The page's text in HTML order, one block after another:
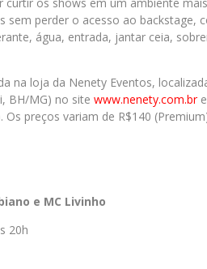
sem perder o acesso ao backstage,
água, entrada, jantar ceia,
na loja da Nenety Eventos,
BH/MG) no site www.nenety.com.bre
Os preços variam de R$140
e MC Livinho
20h